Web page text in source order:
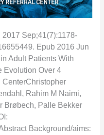
Sep;41(7):1178-
Epub 2016 Jun
Adult Patients With
Evolution Over 4
CenterChristopher
Rahim M Naimi,
Brøbech, Palle Bekker
Background/aims: